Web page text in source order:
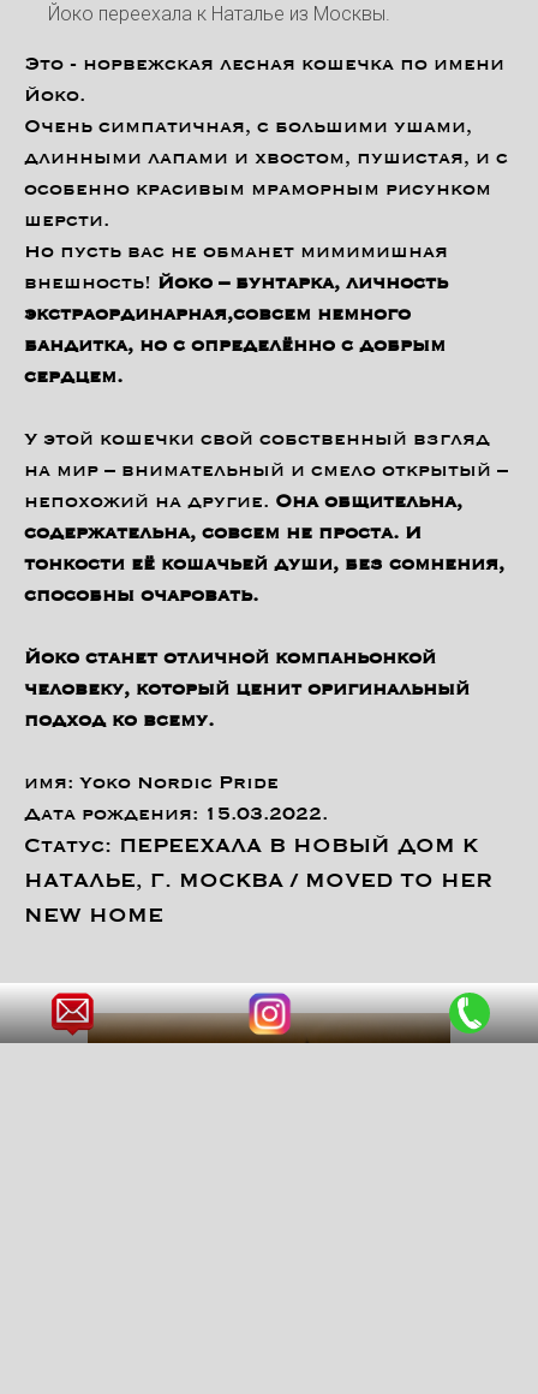
Йоко переехала к Наталье из Москвы.
Это - норвежская лесная кошечка по имени
Йоко.
Очень симпатичная, с большими ушами,
длинными лапами и хвостом, пушистая, и с
особенно красивым мраморным рисунком
шерсти.
Но пусть вас не обманет мимимишная
внешность! Йоко – бунтарка, личность
экстраординарная,совсем немного
бандитка, но с определённо с добрым
сердцем.
У этой кошечки свой собственный взгляд
на мир – внимательный и смело открытый –
непохожий на другие. Она общительна,
содержательна, совсем не проста. И
тонкости её кошачьей души, без сомнения,
способны очаровать.
Йоко станет отличной компаньонкой
человеку, который ценит оригинальный
подход ко всему.
имя: Yoko Nordic Pride
Дата рождения: 15.03.2022.
Статус: ПЕРЕЕХАЛА В НОВЫЙ ДОМ К
НАТАЛЬЕ, Г. МОСКВА / MOVED TO HER
NEW HOME